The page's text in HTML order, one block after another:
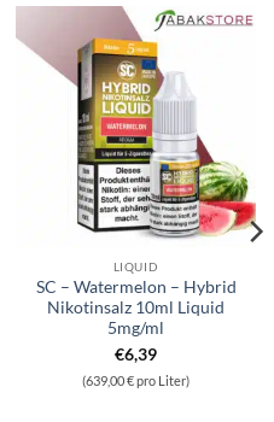
LIQUID
SC – Watermelon – Hybrid
Nikotinsalz 10ml Liquid
5mg/ml
€6,39
(639,00 € pro Liter)